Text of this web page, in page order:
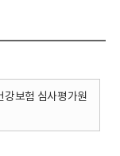
강보험 심사평가원